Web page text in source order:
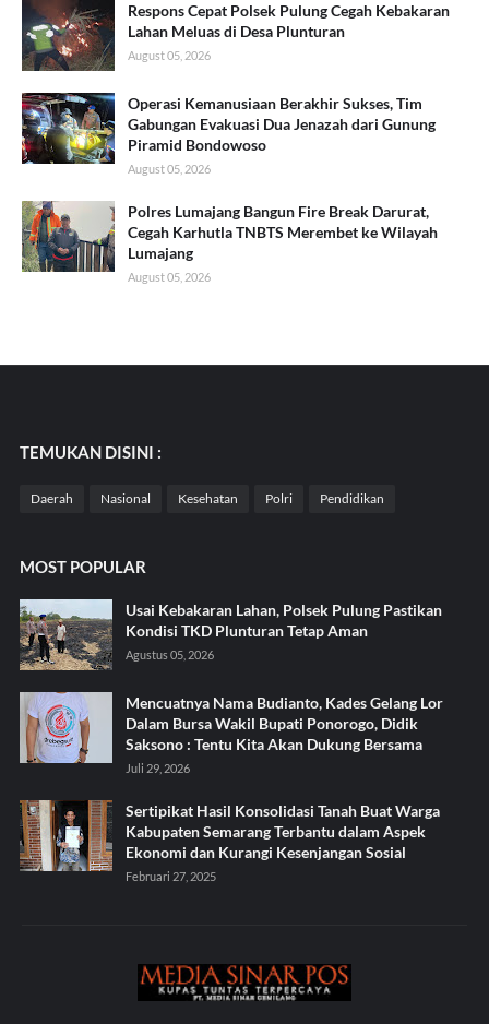
Respons Cepat Polsek Pulung Cegah Kebakaran
Lahan Meluas di Desa Plunturan
August 05, 2026
Operasi Kemanusiaan Berakhir Sukses, Tim
Gabungan Evakuasi Dua Jenazah dari Gunung
Piramid Bondowoso
August 05, 2026
Polres Lumajang Bangun Fire Break Darurat,
Cegah Karhutla TNBTS Merembet ke Wilayah
Lumajang
August 05, 2026
TEMUKAN DISINI :
Daerah Nasional Kesehatan Polri Pendidikan
MOST POPULAR
Usai Kebakaran Lahan, Polsek Pulung Pastikan
Kondisi TKD Plunturan Tetap Aman
Agustus 05, 2026
Mencuatnya Nama Budianto, Kades Gelang Lor
Dalam Bursa Wakil Bupati Ponorogo, Didik
Saksono : Tentu Kita Akan Dukung Bersama
Juli 29, 2026
Sertipikat Hasil Konsolidasi Tanah Buat Warga
Kabupaten Semarang Terbantu dalam Aspek
Ekonomi dan Kurangi Kesenjangan Sosial
Februari 27, 2025